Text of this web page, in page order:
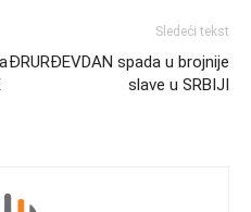
Sledeći tekst
ĐRURĐEVDAN spada u brojnije
slave u SRBIJI